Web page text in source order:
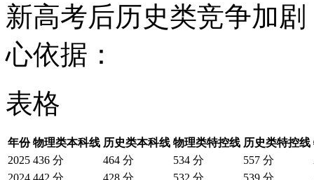
新高考后历史类竞争加
心依据：
表格
年份 物理类本科线 历史类本科线 物理类特控线 历史类特控线
2025 436 分 464 分 534 分 557 分
2024 442 分 428 分 532 分 539 分